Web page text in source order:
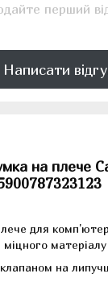
перший
Написати
на плече
для
міцного
на